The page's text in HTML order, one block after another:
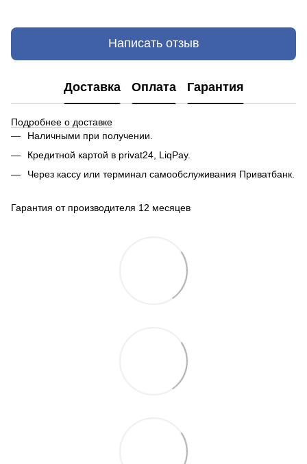
Написать отзыв
Доставка Оплата Гарантия
Подробнее о доставке
Наличными при получении.
Кредитной картой в privat24, LiqPay.
Через кассу или терминал самообслуживания Приватбанк.
Гарантия от производителя 12 месяцев